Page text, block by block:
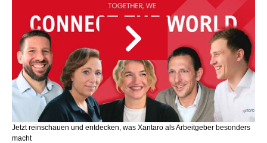
Jetzt reinschauen und entdecken, was Xantaro als Arbeitgeber besonders
macht